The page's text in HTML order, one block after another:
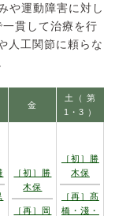
や運動障害に対し
貫して治療を行
人工関節に頼らな
金
土（ 第
1・3 ）
［初］勝
木保
［再］岡
［初］勝
木保
［再］髙
橋・淺・